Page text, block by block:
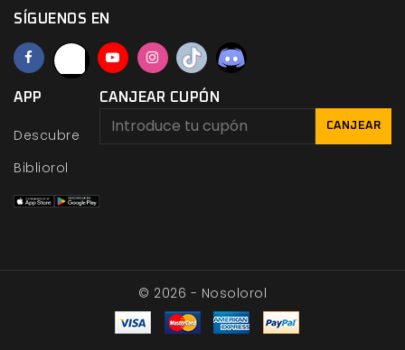
SÍGUENOS EN
APP
Descubre
Bibliorol
CANJEAR CUPÓN
CANJEAR
© 2026 - Nosolorol